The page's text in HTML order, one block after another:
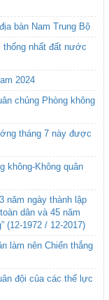
bàn Nam Trung Bộ
thống nhất đất nước
2024
chủng Phòng không
tháng 7 này được
không-Không quân
năm ngày thành lập
dân và 45 năm
(12-1972 / 12-2017)
làm nên Chiến thắng
đội của các thế lực